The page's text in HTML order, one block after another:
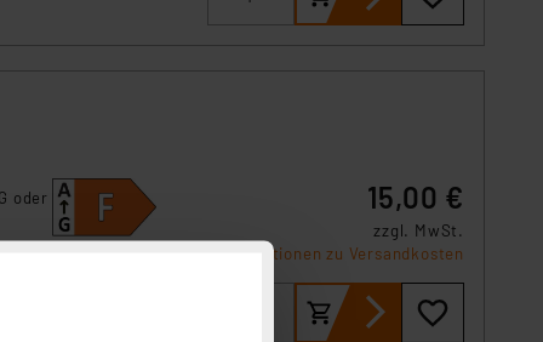
oder
15,00 €
zzgl. MwSt.
Informationen zu Versandkosten